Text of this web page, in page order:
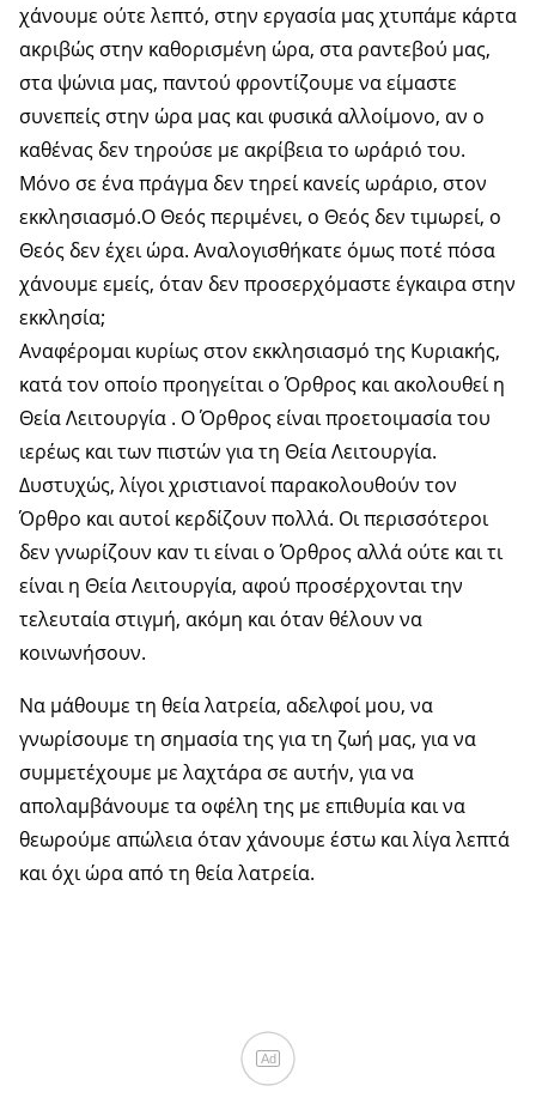
χάνουμε ούτε λεπτό, στην εργασία μας χτυπάμε κάρτα
ακριβώς στην καθορισμένη ώρα, στα ραντεβού μας,
στα ψώνια μας, παντού φροντίζουμε να είμαστε
συνεπείς στην ώρα μας και φυσικά αλλοίμονο, αν ο
καθένας δεν τηρούσε με ακρίβεια το ωράριό του.
Μόνο σε ένα πράγμα δεν τηρεί κανείς ωράριο, στον
εκκλησιασμό.Ο Θεός περιμένει, ο Θεός δεν τιμωρεί, ο
Θεός δεν έχει ώρα. Αναλογισθήκατε όμως ποτέ πόσα
χάνουμε εμείς, όταν δεν προσερχόμαστε έγκαιρα στην
εκκλησία;
Αναφέρομαι κυρίως στον εκκλησιασμό της Κυριακής,
κατά τον οποίο προηγείται ο Όρθρος και ακολουθεί η
Θεία Λειτουργία . O Όρθρος είναι προετοιμασία του
ιερέως και των πιστών για τη Θεία Λειτουργία.
Δυστυχώς, λίγοι χριστιανοί παρακολουθούν τον
Όρθρο και αυτοί κερδίζουν πολλά. Οι περισσότεροι
δεν γνωρίζουν καν τι είναι ο Όρθρος αλλά ούτε και τι
είναι η Θεία Λειτουργία, αφού προσέρχονται την
τελευταία στιγμή, ακόμη και όταν θέλουν να
κοινωνήσουν.
Να μάθουμε τη θεία λατρεία, αδελφοί μου, να
γνωρίσουμε τη σημασία της για τη ζωή μας, για να
συμμετέχουμε με λαχτάρα σε αυτήν, για να
απολαμβάνουμε τα οφέλη της με επιθυμία και να
θεωρούμε απώλεια όταν χάνουμε έστω και λίγα λεπτά
και όχι ώρα από τη θεία λατρεία.
Ad